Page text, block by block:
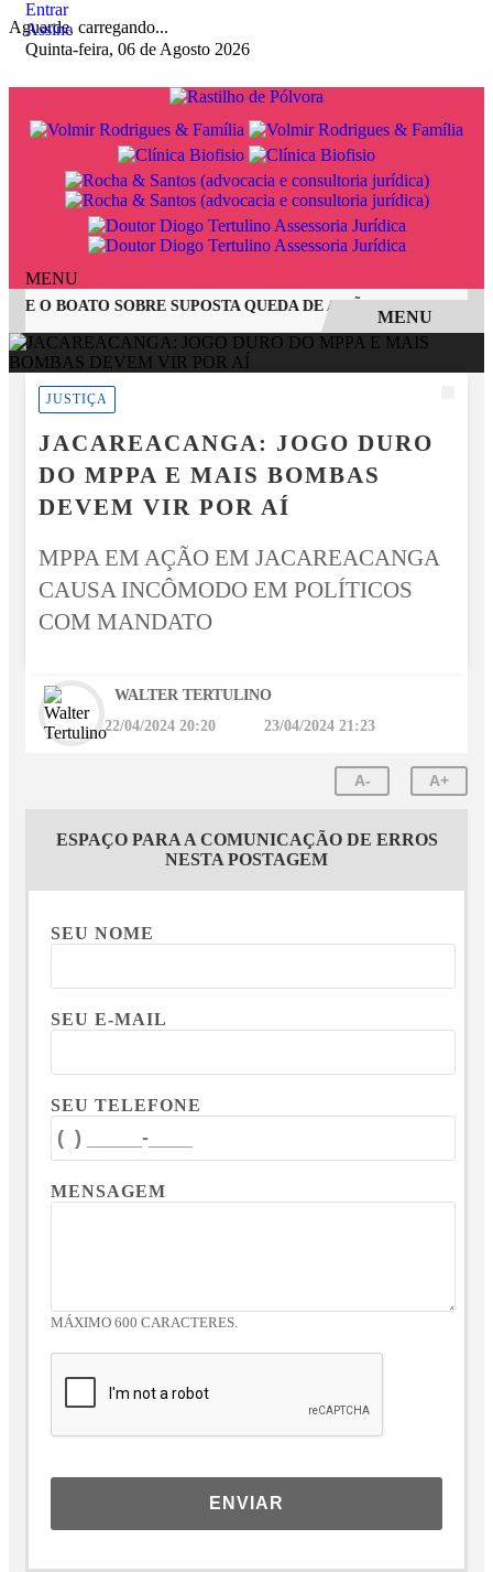
Aguarde, carregando...
Entrar
Assine
Quinta-feira, 06 de Agosto 2026
MENU
O BOATO SOBRE SUPOSTA QUEDA DE AVIÃO COM JOVENS
EM ALTA
MENU
JUSTIÇA
JACAREACANGA: JOGO DURO
DO MPPA E MAIS BOMBAS
DEVEM VIR POR AÍ
MPPA EM AÇÃO EM JACAREACANGA
CAUSA INCÔMODO EM POLÍTICOS
COM MANDATO
WALTER TERTULINO
22/04/2024 20:20 23/04/2024 21:23
A- A+
ESPAÇO PARA A COMUNICAÇÃO DE ERROS
NESTA POSTAGEM
SEU NOME
SEU E-MAIL
SEU TELEFONE
MENSAGEM
MÁXIMO 600 CARACTERES.
ENVIAR